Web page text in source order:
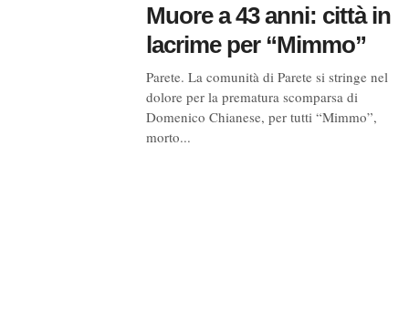
Muore a 43 anni: città in
lacrime per “Mimmo”
Parete. La comunità di Parete si stringe nel
dolore per la prematura scomparsa di
Domenico Chianese, per tutti “Mimmo”,
morto...